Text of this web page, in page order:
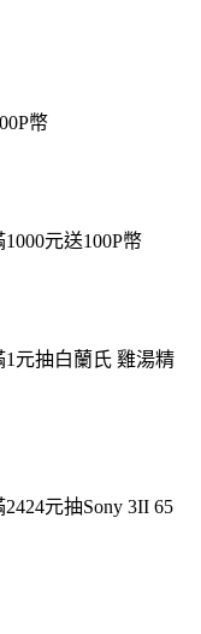
幣
元送100P幣
1元抽白蘭氏 雞湯精
元抽Sony 3II 65